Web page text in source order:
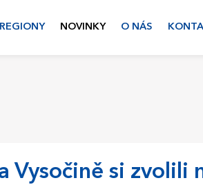
REGIONY NOVINKY O NÁS
Vysočině si zvolili